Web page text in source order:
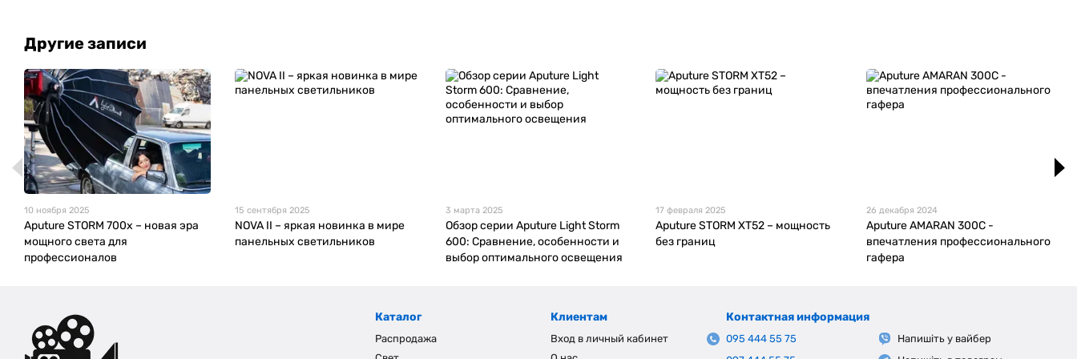
Другие записи
10 ноября 2025
Aputure STORM 700x – новая эра
мощного света для
профессионалов
15 сентября 2025
NOVA II – яркая новинка в мире
панельных светильников
3 марта 2025
Обзор серии Aputure Light Storm
600: Сравнение, особенности и
выбор оптимального освещения
17 февраля 2025
Aputure STORM XT52 – мощность
без границ
26 декабря 2024
Aputure AMARAN 300C -
впечатления профессионального
гафера
Каталог
Распродажа
Клиентам
Вход в личный кабинет
Контактная информация
095 444 55 75
Напишіть у вайбер